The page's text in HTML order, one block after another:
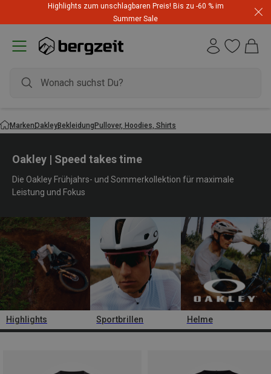
Highlights zum unschlagbaren Preis! Bis zu -60 % im
Summer Sale
MarkenOakleyBekleidungPullover, Hoodies, Shirts
Oakley | Speed takes time
Die Oakley Frühjahrs- und Sommerkollektion für maximale
Leistung und Fokus
Highlights Sportbrillen Helme